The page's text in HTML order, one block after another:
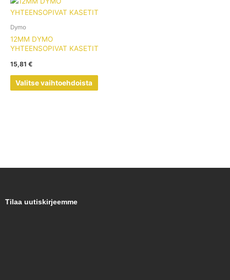
Dymo
12MM DYMO
YHTEENSOPIVAT KASETIT
15,81 €
Valitse vaihtoehdoista
tuotteella
muunnelma.
tuotteen
Tilaa uutiskirjeemme